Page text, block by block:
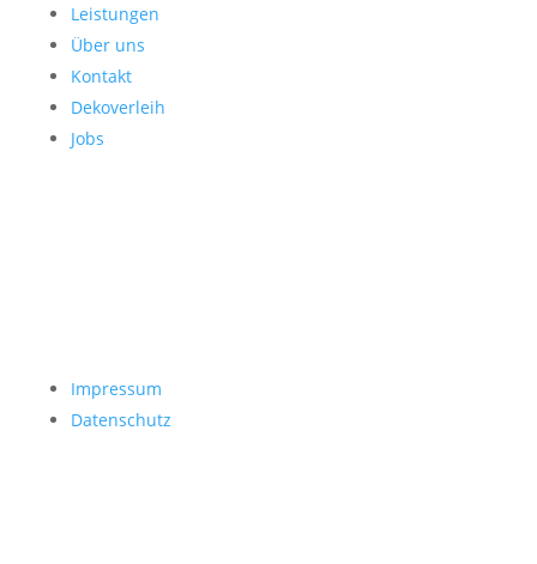
Leistungen
Über uns
Kontakt
Dekoverleih
Jobs
Impressum
Datenschutz